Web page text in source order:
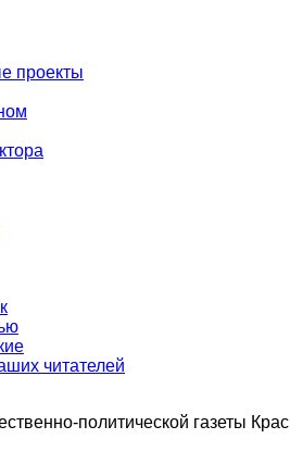
проекты
читателей
политической газеты